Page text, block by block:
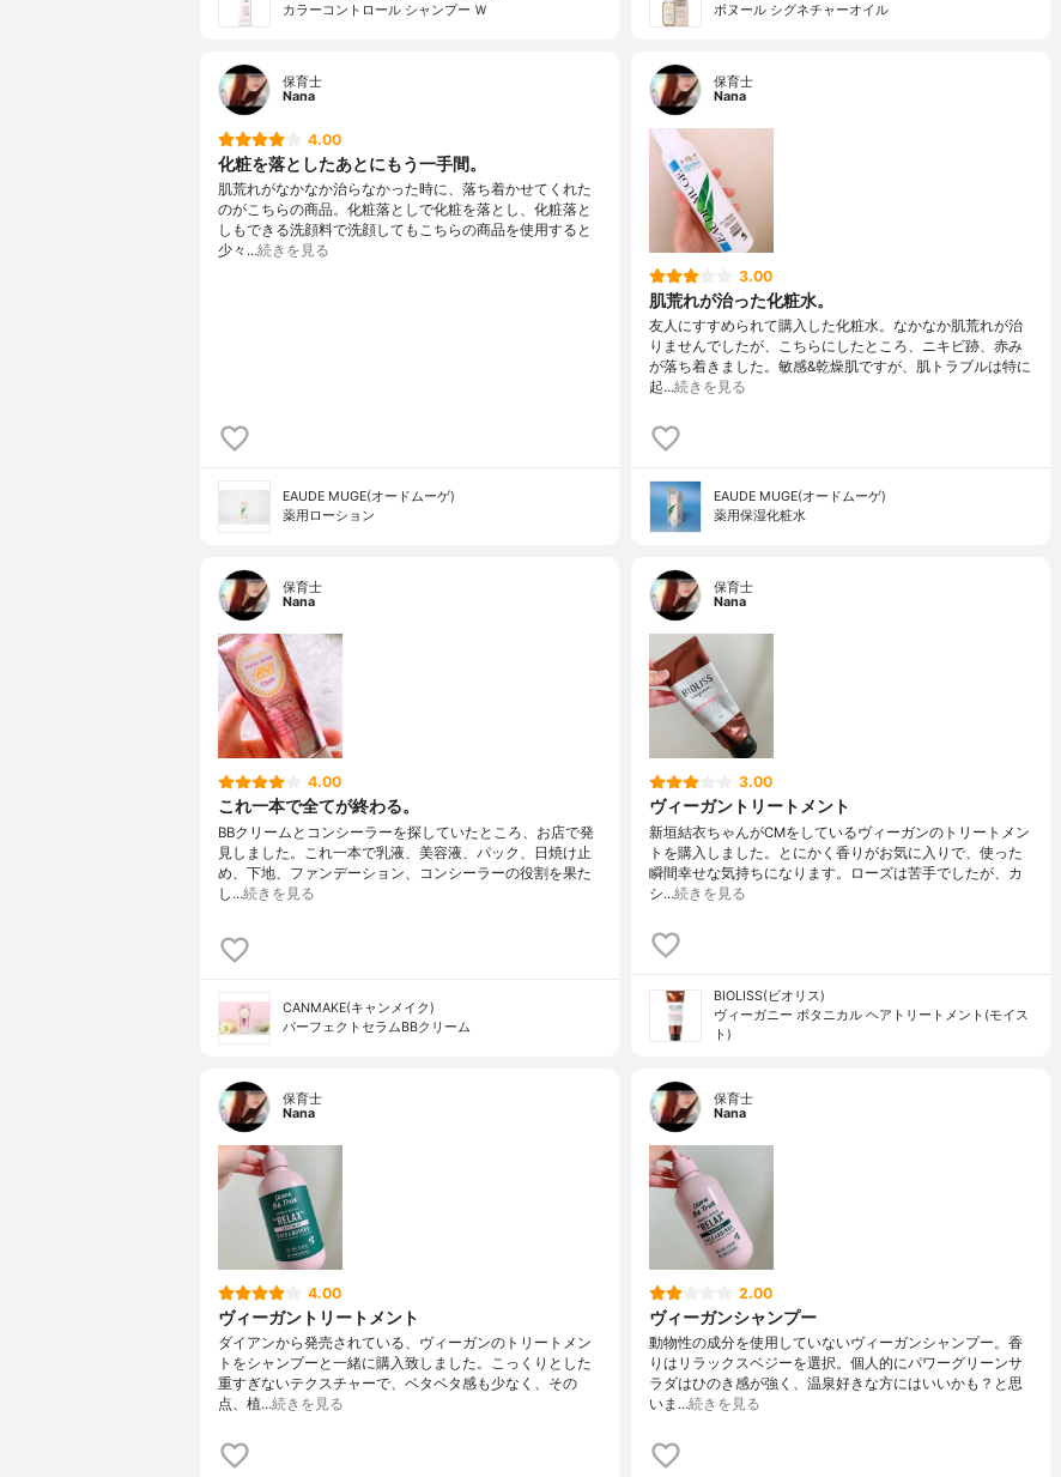
カラーコントロール シャンプー Ｗ
ボヌール シグネチャーオイル
保育士
Nana
4.00
化粧を落としたあとにもう一手間。
肌荒れがなかなか治らなかった時に、落ち着かせてくれた
のがこちらの商品。化粧落としで化粧を落とし、化粧落と
しもできる洗顔料で洗顔してもこちらの商品を使用すると
少々…続きを見る
EAUDE MUGE(オードムーゲ)
薬用ローション
保育士
Nana
3.00
肌荒れが治った化粧水。
友人にすすめられて購入した化粧水。なかなか肌荒れが治
りませんでしたが、こちらにしたところ、ニキビ跡、赤み
が落ち着きました。敏感&乾燥肌ですが、肌トラブルは特に
起…続きを見る
EAUDE MUGE(オードムーゲ)
薬用保湿化粧水
保育士
Nana
4.00
これ一本で全てが終わる。
BBクリームとコンシーラーを探していたところ、お店で発
見しました。これ一本で乳液、美容液、パック、日焼け止
め、下地、ファンデーション、コンシーラーの役割を果た
し…続きを見る
CANMAKE(キャンメイク)
パーフェクトセラムBBクリーム
保育士
Nana
3.00
ヴィーガントリートメント
新垣結衣ちゃんがCMをしているヴィーガンのトリートメン
トを購入しました。とにかく香りがお気に入りで、使った
瞬間幸せな気持ちになります。ローズは苦手でしたが、カ
シ…続きを見る
BIOLISS(ビオリス)
ヴィーガニー ボタニカル ヘアトリートメント(モイス
ト)
保育士
Nana
4.00
ヴィーガントリートメント
ダイアンから発売されている、ヴィーガンのトリートメン
トをシャンプーと一緒に購入致しました。こっくりとした
重すぎないテクスチャーで、ベタベタ感も少なく、その
点、植…続きを見る
保育士
Nana
2.00
ヴィーガンシャンプー
動物性の成分を使用していないヴィーガンシャンプー。香
りはリラックスベジーを選択。個人的にパワーグリーンサ
ラダはひのき感が強く、温泉好きな方にはいいかも？と思
いま…続きを見る